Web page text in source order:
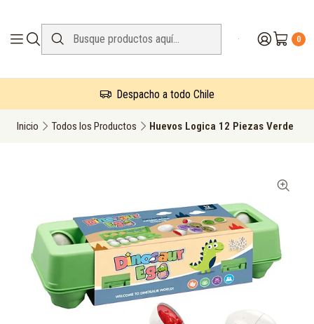
0
Despacho a todo Chile
Inicio Todos los Productos Huevos Logica 12 Piezas Verde